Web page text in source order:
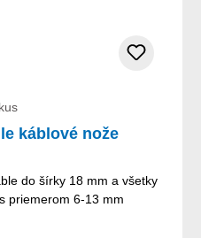
káblové nože
do šírky 18 mm a všetky
priemerom 6-13 mm